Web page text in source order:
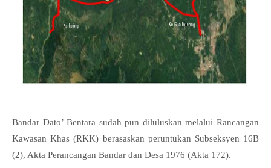
Bandar Dato’ Bentara sudah pun diluluskan melalui Rancangan
Kawasan Khas (RKK) berasaskan peruntukan Subseksyen 16B
(2), Akta Perancangan Bandar dan Desa 1976 (Akta 172).